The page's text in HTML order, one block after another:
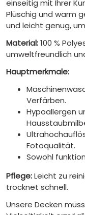
einseitig mit Ihrer
Plüschig und warm
und leicht genug,
Material:100 %
umweltfreundlich
Hauptmerkmale:
Verfärben.
Hypoallergen
Fotoqualität.
Sowohl
Pflege:Leicht zu
trocknet schnell.
Unsere Decken